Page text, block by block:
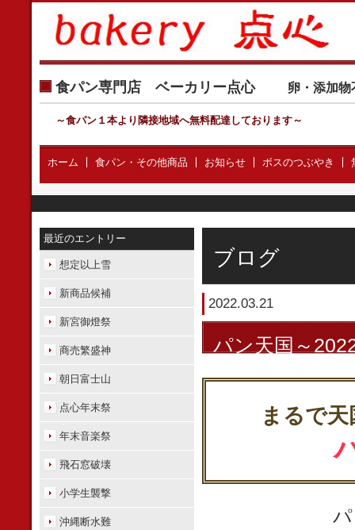
食パン専門店 ベーカリー点心 卵・添加
～食パン１本より隣接地域へ無料配達しております～
ホーム 食パン・その他商品 お知らせ ボスのつぶやき
ブログ
2022.03.21
パン天国～
まるで
最近のエントリー
想定以上雪
新商品候補
新宮御燈祭
商売繁盛神
朝日富士山
点心年末祭
年末音楽祭
飛石窓破壊
小学生襲撃
沖縄断水難